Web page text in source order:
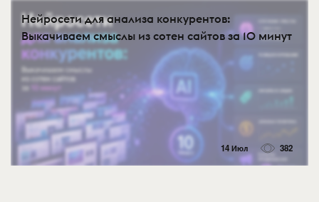
Нейросети для анализа конкурентов:
Выкачиваем смыслы из сотен сайтов за 10 минут
14 Июл 382